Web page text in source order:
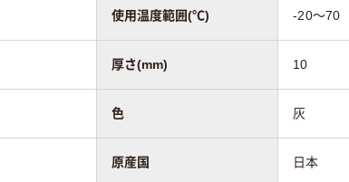
使用温度範囲(℃) -20～70
厚さ(mm) 10
色 灰
原産国 日本